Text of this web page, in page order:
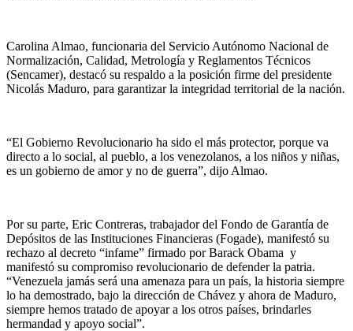
Carolina Almao, funcionaria del Servicio Autónomo Nacional de
Normalización, Calidad, Metrología y Reglamentos Técnicos
(Sencamer), destacó su respaldo a la posición firme del presidente
Nicolás Maduro, para garantizar la integridad territorial de la nación.
“El Gobierno Revolucionario ha sido el más protector, porque va
directo a lo social, al pueblo, a los venezolanos, a los niños y niñas,
es un gobierno de amor y no de guerra”, dijo Almao.
Por su parte, Eric Contreras, trabajador del Fondo de Garantía de
Depósitos de las Instituciones Financieras (Fogade), manifestó su
rechazo al decreto “infame” firmado por Barack Obama y
manifestó su compromiso revolucionario de defender la patria.
“Venezuela jamás será una amenaza para un país, la historia siempre
lo ha demostrado, bajo la dirección de Chávez y ahora de Maduro,
siempre hemos tratado de apoyar a los otros países, brindarles
hermandad y apoyo social”.